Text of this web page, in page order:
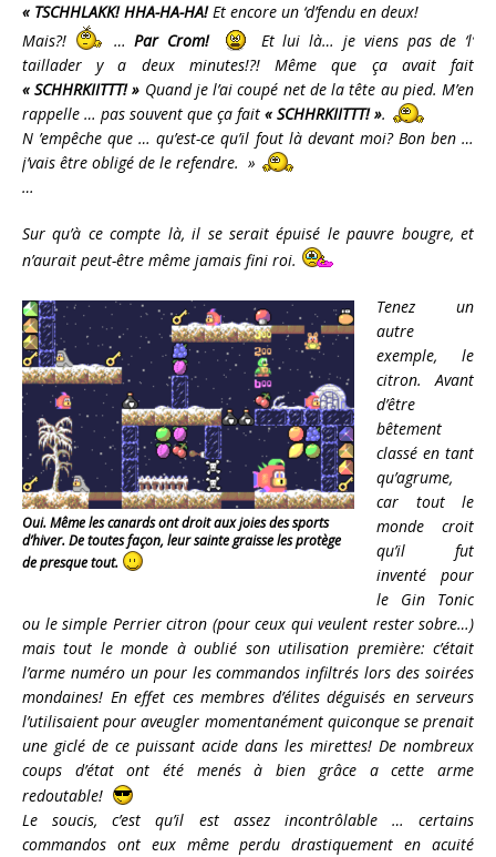
« TSCHHLAKK! HHA-HA-HA!Et encore un ‘d’fendu en deux!
Mais?!
…Par Crom!
Et lui là… je viens pas de ‘l’
taillader y a deux minutes!?! Même que ça avait fait
« SCHHRKIITTT! » Quand je l’ai coupé net de la tête au pied. M’en
rappelle … pas souvent que ça fait « SCHHRKIITTT! ».
N ’empêche que … qu’est-ce qu’il fout là devant moi? Bon ben …
j’vais être obligé de le refendre. »
…
Sur qu’à ce compte là, il se serait épuisé le pauvre bougre, et
n’aurait peut-être même jamais fini roi.
Oui. Même les canards ont droit aux joies des sports
d’hiver. De toutes façon, leur sainte graisse les protège
de presque tout.
Tenez un
autre
exemple, le
citron. Avant
d’être
bêtement
classé en tant
qu’agrume,
car tout le
monde croit
qu’il fut
inventé pour
le Gin Tonic
ou le simple Perrier citron (pour ceux qui veulent rester sobre…)
mais tout le monde à oublié son utilisation première: c’était
l’arme numéro un pour les commandos infiltrés lors des soirées
mondaines! En effet ces membres d’élites déguisés en serveurs
l’utilisaient pour aveugler momentanément quiconque se prenait
une giclé de ce puissant acide dans les mirettes! De nombreux
coups d’état ont été menés à bien grâce a cette arme
redoutable!
Le soucis, c’est qu’il est assez incontrôlable … certains
commandos ont eux même perdu drastiquement en acuité